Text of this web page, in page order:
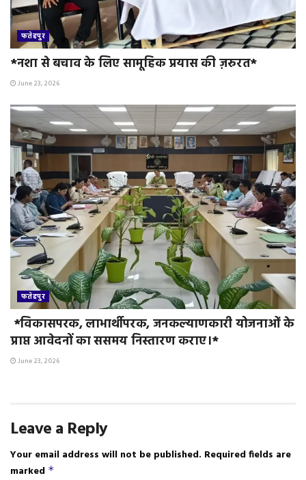
फतेहपुर
*नशा से बचाव के लिए सामूहिक प्रयास की ज़रुरत*
June 23, 2026
फतेहपुर
*विकासपरक, लाभार्थीपरक, जनकल्याणकारी योजनाओं के
प्राप्त आवेदनों का ससमय निस्तारण कराए।*
June 23, 2026
Leave a Reply
Your email address will not be published. Required fields are
marked *